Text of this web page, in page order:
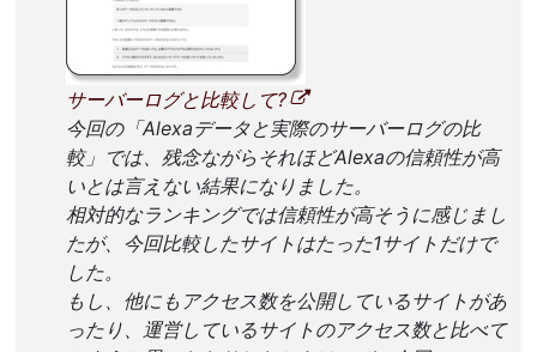
サーバーログと比較して?
今回の「Alexaデータと実際のサーバーログの比
較」では、残念ながらそれほどAlexaの信頼性が高
いとは言えない結果になりました。
相対的なランキングでは信頼性が高そうに感じまし
たが、今回比較したサイトはたった1サイトだけで
した。
もし、他にもアクセス数を公開しているサイトがあ
ったり、運営しているサイトのアクセス数と比べて